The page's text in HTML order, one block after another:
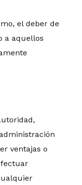
el deber de
a aquellos
ventajas o